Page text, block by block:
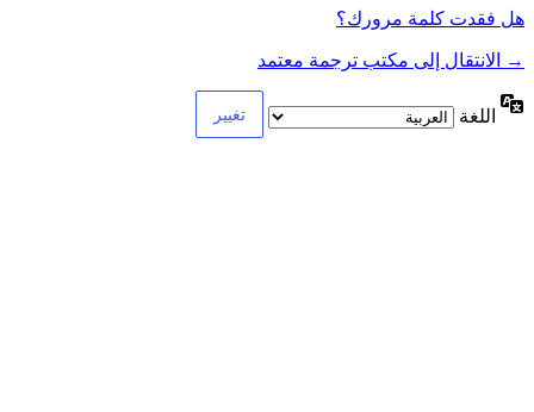
هل فقدت كلمة مرورك؟
→ الانتقال إلى مكتب ترجمة معتمد
اللغة